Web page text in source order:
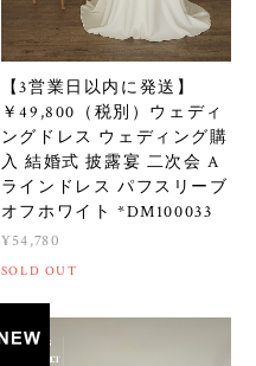
【3営業日以内に発送】
￥49,800（税別）ウェディ
ングドレス ウェディング購
入 結婚式 披露宴 二次会 A
ラインドレス パフスリーブ
オフホワイト *DM100033
¥54,780
SOLD OUT